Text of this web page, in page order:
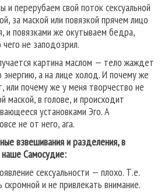
перерубаем свой поток сексуальной
за маской или повязкой прячем лицо
и повязками же окутываем бедра,
не заподозрил.
картина маслом — тело жаждет
энергию, а на лице холод. И почему же
почему же у меня творчество не
маской, в голове, и происходит
установками Эго. А
не от него, ага.
взвешивания и разделения, в
Самосудие:
сексуальности — плохо. Т.е.
и не привлекать внимание.